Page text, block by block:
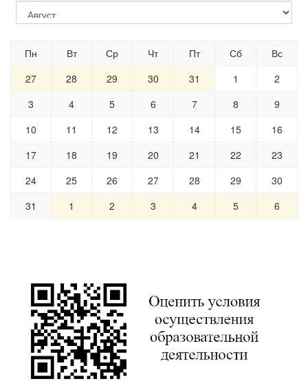
Пн Вт Ср Чт Пт Сб
Вс
27
28 29 30 31 1
2
3
4 5 6 7 8
9
10
11 12 13 14 15
16
17
18 19 20 21 22
23
24
25 26 27 28 29
30
31
1 2 3 4 5 6